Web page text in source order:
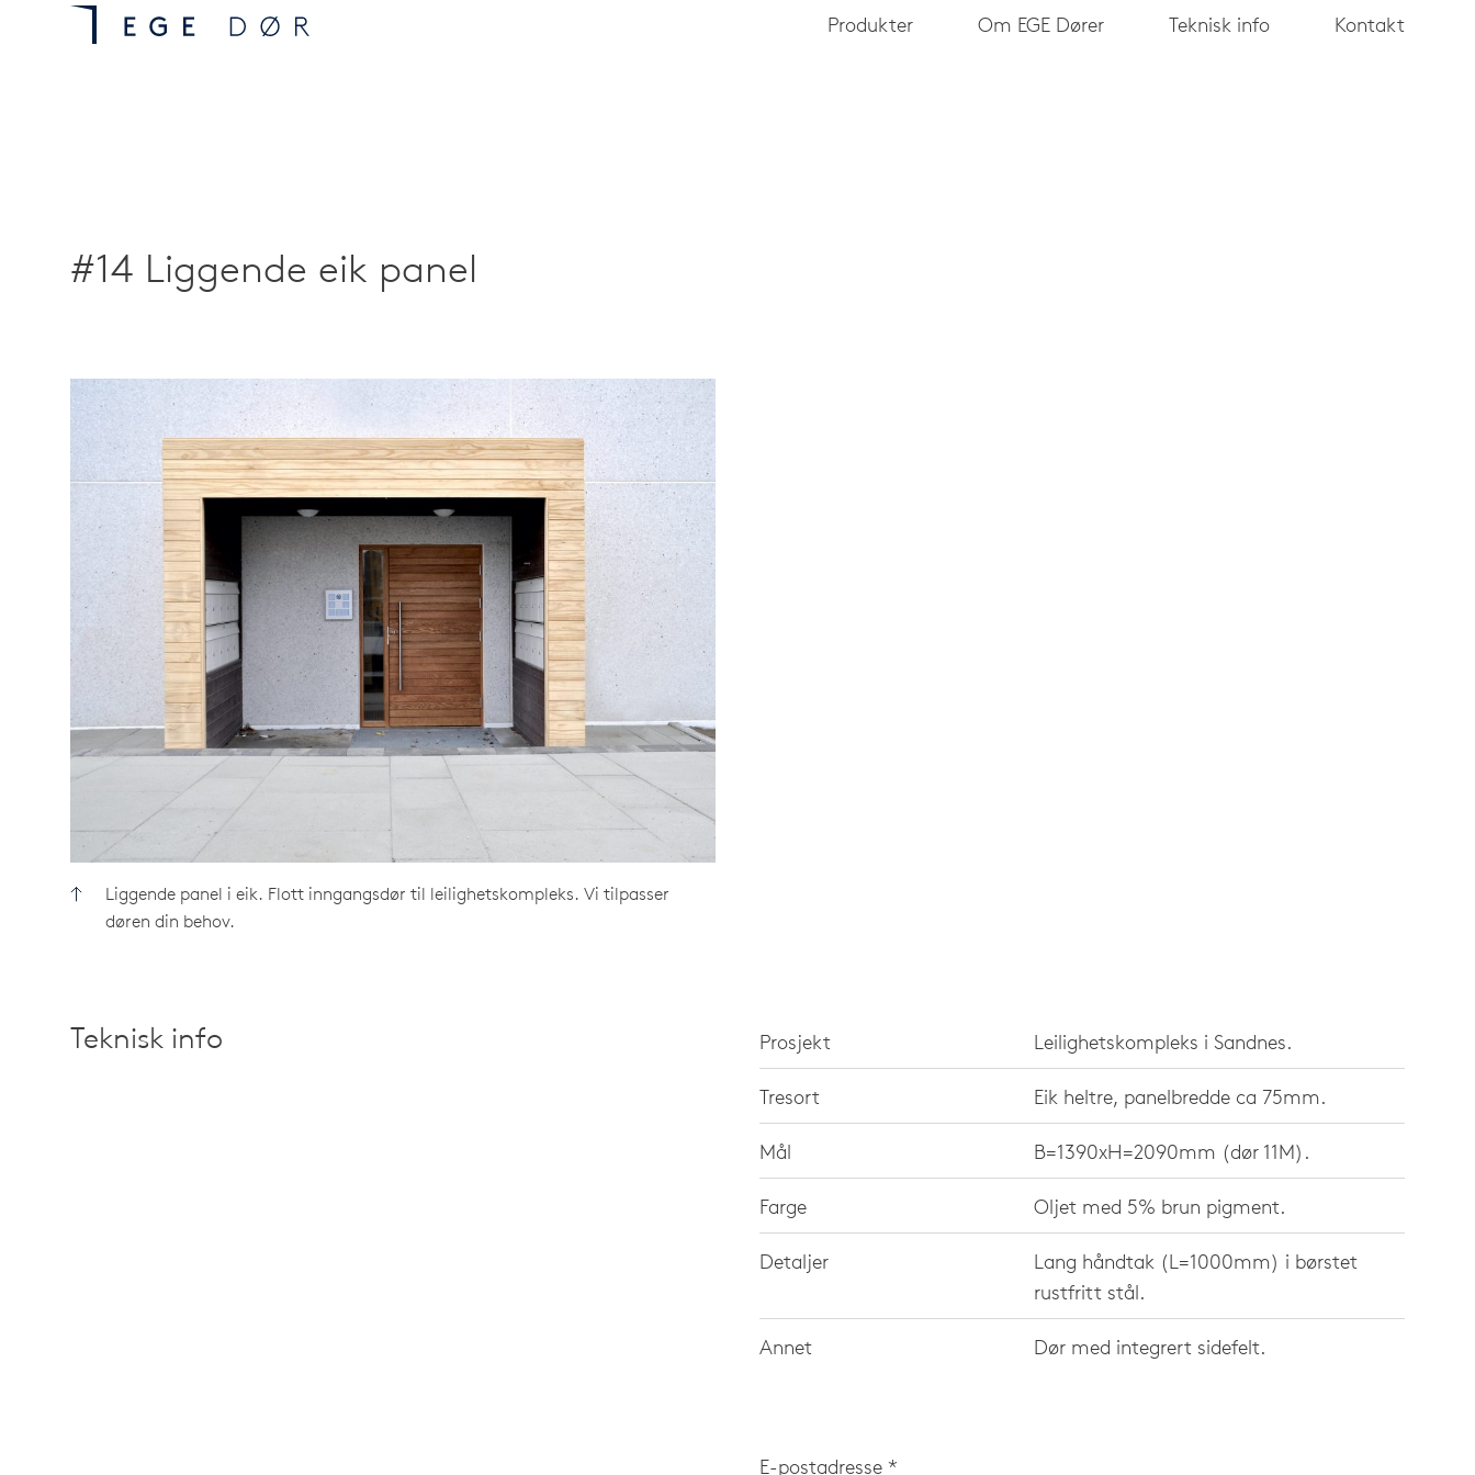
Produkter Om EGE Dører Teknisk info Kontakt
#14 Liggende eik panel
Liggende panel i eik. Flott inngangsdør til leilighetskompleks. Vi tilpasser
døren din behov.
Teknisk info Prosjekt Leilighetskompleks i Sandnes.
Tresort Eik heltre, panelbredde ca 75mm.
Mål B=1390xH=2090mm (dør 11M).
Farge Oljet med 5% brun pigment.
Detaljer
Lang håndtak (L=1000mm) i børstet
rustfritt stål.
Annet Dør med integrert sidefelt.
E-postadresse *